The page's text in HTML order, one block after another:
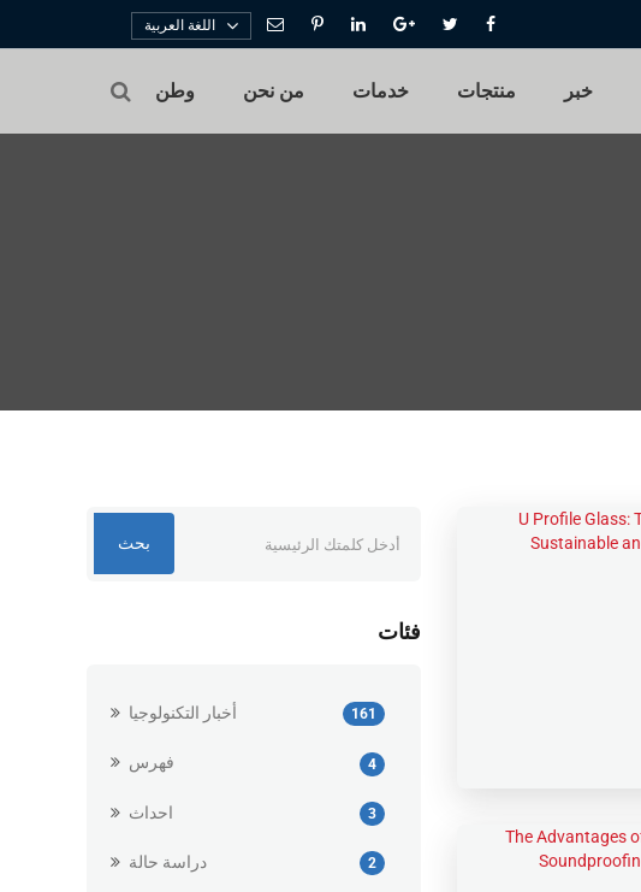
اللغة العربية
وطن من نحن خدمات منتجات خبر
بحث
فئات
أخبار التكنولوجيا 161
فهرس 4
احداث 3
دراسة حالة 2